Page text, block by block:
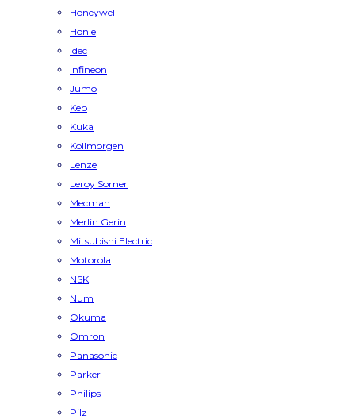
Honeywell
Honle
Idec
Infineon
Jumo
Keb
Kuka
Kollmorgen
Lenze
Leroy Somer
Mecman
Merlin Gerin
Mitsubishi Electric
Motorola
NSK
Num
Okuma
Omron
Panasonic
Parker
Philips
Pilz